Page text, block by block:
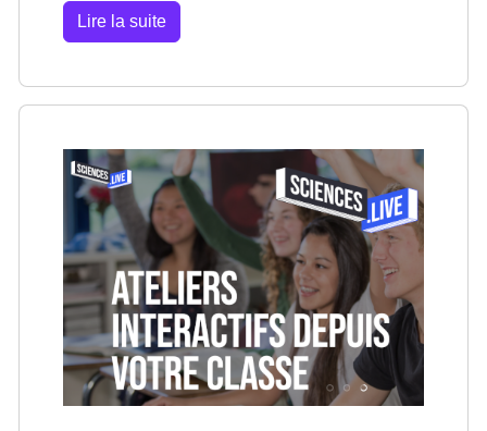
Lire la suite